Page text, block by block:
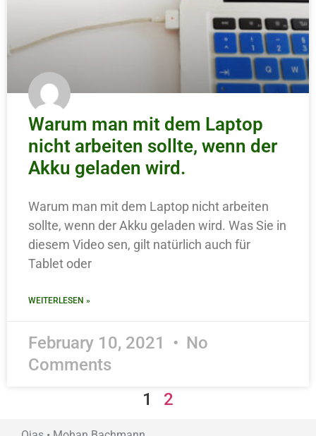
Warum man mit dem Laptop
nicht arbeiten sollte, wenn der
Akku geladen wird.
Warum man mit dem Laptop nicht arbeiten
sollte, wenn der Akku geladen wird. Was Sie in
diesem Video sen, gilt natürlich auch für
Tablet oder
WEITERLESEN »
February 10, 2021
No
Comments
1
2